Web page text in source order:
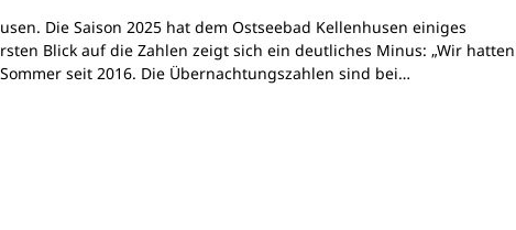
Die Saison 2025 hat dem Ostseebad Kellenhusen einiges
Blick auf die Zahlen zeigt sich ein deutliches Minus: „Wir hatten
seit 2016. Die Übernachtungszahlen sind bei…